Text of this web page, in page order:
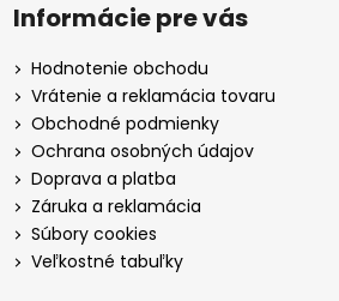
Informácie pre vás
Hodnotenie obchodu
Vrátenie a reklamácia tovaru
Obchodné podmienky
Ochrana osobných údajov
Doprava a platba
Záruka a reklamácia
Súbory cookies
Veľkostné tabuľky